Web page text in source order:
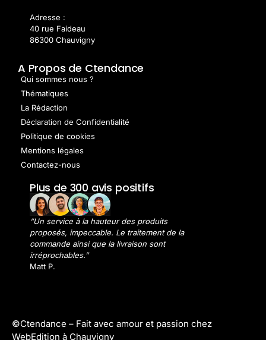
Adresse :
40 rue Faideau
86300 Chauvigny
A Propos de Ctendance
Qui sommes nous ?
Thématiques
La Rédaction
Déclaration de Confidentialité
Politique de cookies
Mentions légales
Contactez-nous
Plus de 300 avis positifs
“Un service à la hauteur des produits
proposés, impeccable. Le traitement de la
commande ainsi que la livraison sont
irréprochables.”
Matt P.
©Ctendance – Fait avec amour et passion chez
WebEdition à Chauvigny